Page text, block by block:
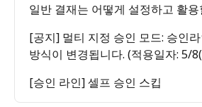
일반 결재는 어떻게 설정하고 활용
[공지] 멀티 지정 승인 모드: 승인
방식이 변경됩니다. (적용일자: 5/
[승인 라인] 셀프 승인 스킵